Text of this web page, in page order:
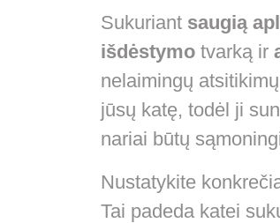
Sukuriant saugią
išdėstymo tvarką ir
nelaimingų
jūsų katę, todėl ji
nariai būtų
Nustatykite
Tai padeda katei